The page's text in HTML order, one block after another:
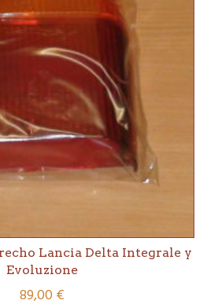
Lancia Delta Integrale y
Evoluzione
89,00€